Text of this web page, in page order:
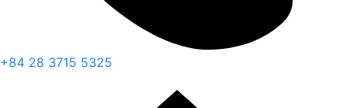
+84 28 3715 5325